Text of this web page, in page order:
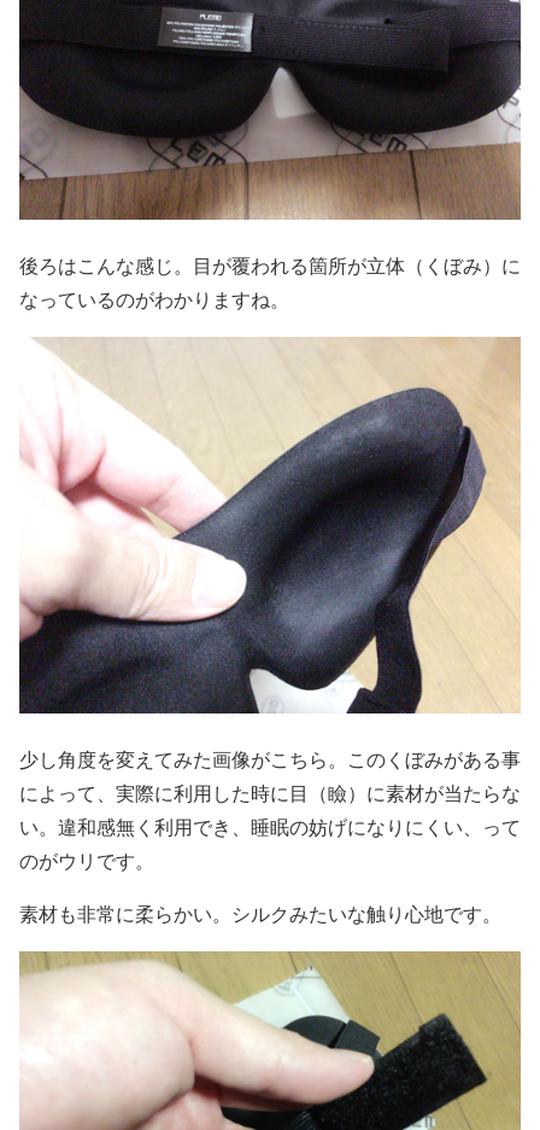
後ろはこんな感じ。目が覆われる箇所が立体（くぼみ）に
なっているのがわかりますね。
少し角度を変えてみた画像がこちら。このくぼみがある事
によって、実際に利用した時に目（瞼）に素材が当たらな
い。違和感無く利用でき、睡眠の妨げになりにくい、って
のがウリです。
素材も非常に柔らかい。シルクみたいな触り心地です。